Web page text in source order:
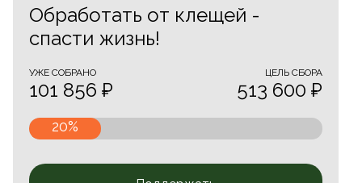
Обработать от клещей -
спасти жизнь!
20%
УЖЕ CОБРАНО
101 856 ₽
ЦЕЛЬ СБОРА
513 600 ₽